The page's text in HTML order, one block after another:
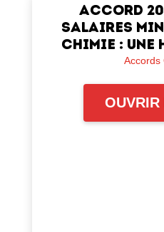
Accord
salaires
chimie : une
faire face
Accords